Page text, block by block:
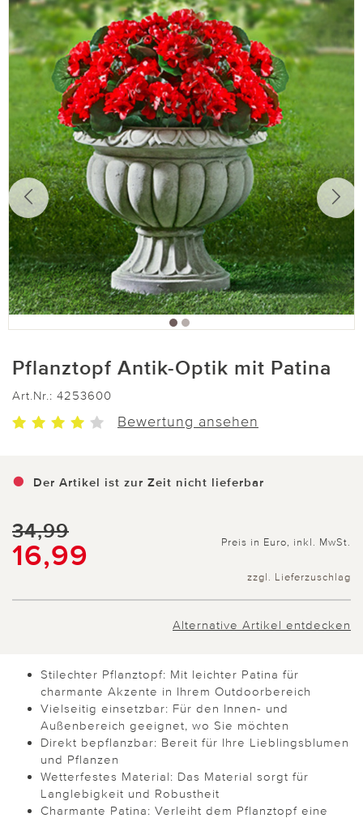
Pflanztopf Antik-Optik mit Patina
Art.Nr.: 4253600
Bewertung ansehen
Der Artikel ist zur Zeit nicht lieferbar
34,99
16,99 Preis in Euro, inkl. MwSt.
zzgl. Lieferzuschlag
Alternative Artikel entdecken
Stilechter Pflanztopf: Mit leichter Patina für
charmante Akzente in Ihrem Outdoorbereich
Vielseitig einsetzbar: Für den Innen- und
Außenbereich geeignet, wo Sie möchten
Direkt bepflanzbar: Bereit für Ihre Lieblingsblumen
und Pflanzen
Wetterfestes Material: Das Material sorgt für
Langlebigkeit und Robustheit
Charmante Patina: Verleiht dem Pflanztopf eine